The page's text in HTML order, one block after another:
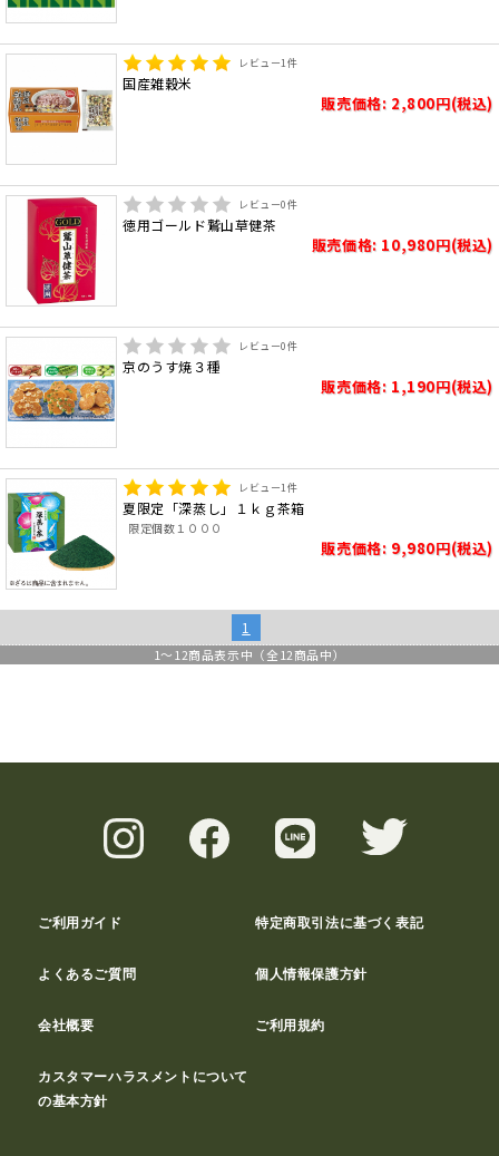
レビュー1件
国産雑穀米
販売価格: 2,800円(税込)
レビュー0件
徳用ゴールド鷲山草健茶
販売価格: 10,980円(税込)
レビュー0件
京のうす焼３種
販売価格: 1,190円(税込)
レビュー1件
夏限定「深蒸し」１ｋｇ茶箱
限定個数１０００
販売価格: 9,980円(税込)
1
1～ 12商品表示中（全 12商品中）
ご利用ガイド 特定商取引法に基づく表記
よくあるご質問 個人情報保護方針
会社概要 ご利用規約
カスタマーハラスメントについて
の基本方針